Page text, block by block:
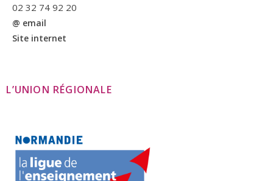
02 32 74 92 20
@ email
Site internet
L’UNION RÉGIONALE